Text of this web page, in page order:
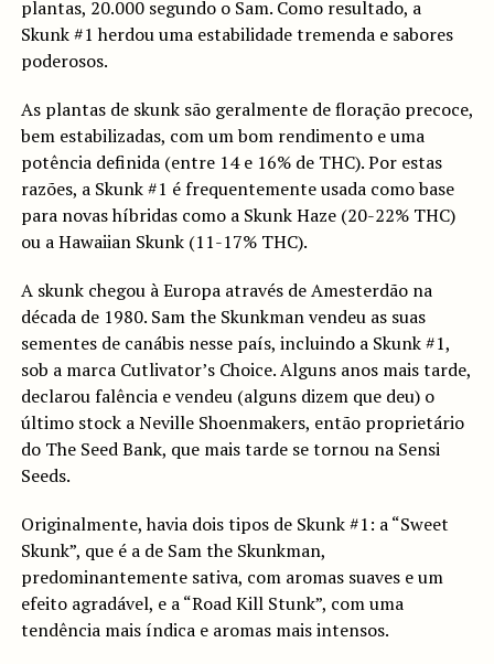
plantas, 20.000 segundo o Sam. Como resultado, a
Skunk #1 herdou uma estabilidade tremenda e sabores
poderosos.
As plantas de skunk são geralmente de floração precoce,
bem estabilizadas, com um bom rendimento e uma
potência definida (entre 14 e 16% de THC). Por estas
razões, a Skunk #1 é frequentemente usada como base
para novas híbridas como a Skunk Haze (20-22% THC)
ou a Hawaiian Skunk (11-17% THC).
A skunk chegou à Europa através de Amesterdão na
década de 1980. Sam the Skunkman vendeu as suas
sementes de canábis nesse país, incluindo a Skunk #1,
sob a marca Cutlivator’s Choice. Alguns anos mais tarde,
declarou falência e vendeu (alguns dizem que deu) o
último stock a Neville Shoenmakers, então proprietário
do The Seed Bank, que mais tarde se tornou na Sensi
Seeds.
Originalmente, havia dois tipos de Skunk #1: a “Sweet
Skunk”, que é a de Sam the Skunkman,
predominantemente sativa, com aromas suaves e um
efeito agradável, e a “Road Kill Stunk”, com uma
tendência mais índica e aromas mais intensos.